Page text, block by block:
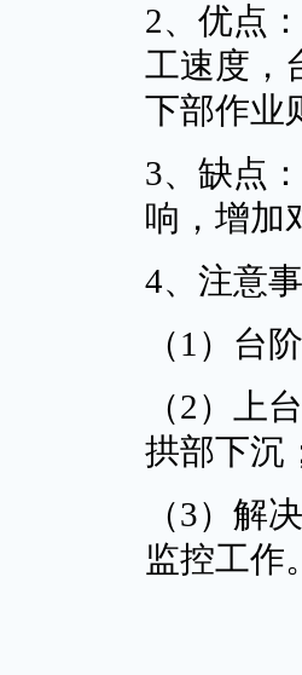
2、优点
工速度，
下部作业
3、缺点
响，增加
4、注意
（1）台
（2）上
拱部下沉
（3）解
监控工作